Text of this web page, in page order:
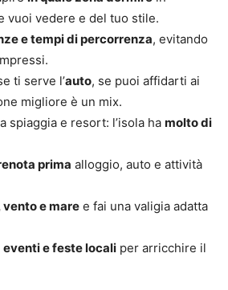
vuoi vedere e del tuo stile.
e tempi di percorrenza, evitando
ti serve l’auto, se puoi affidarti ai
migliore è un mix.
spiaggia e resort: l’isola ha molto di
prima alloggio, auto e attività
vento e mare e fai una valigia adatta
eventi e feste locali per arricchire il